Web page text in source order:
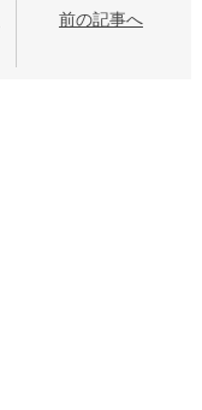
前の記事へ